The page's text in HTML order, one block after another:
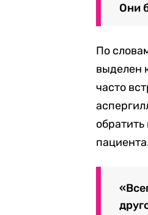
Они
По
выделен
часто